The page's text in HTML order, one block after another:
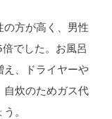
方が高く、男性
でした。お風呂
、ドライヤーや
炊のためガス代
。